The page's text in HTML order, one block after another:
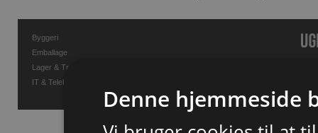
Byggeri
Emballage
Lager & Transport
IT & Telekommunikation
Denne hjemmeside